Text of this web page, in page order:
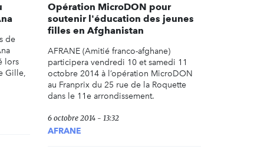
de
lors
Gille,
Opération MicroDON pour
soutenir l'éducation des jeunes
filles en Afghanistan
AFRANE (Amitié franco-afghane)
participera vendredi 10 et samedi 11
octobre 2014 à l’opération MicroDON
au Franprix du 25 rue de la Roquette
dans le 11e arrondissement.
6 octobre 2014 - 13:32
AFRANE